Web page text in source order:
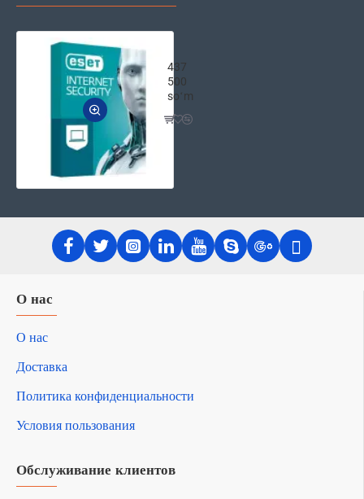
437
500
soʻm
О нас
О нас
Доставка
Политика конфиденциальности
Условия пользования
Обслуживание клиентов